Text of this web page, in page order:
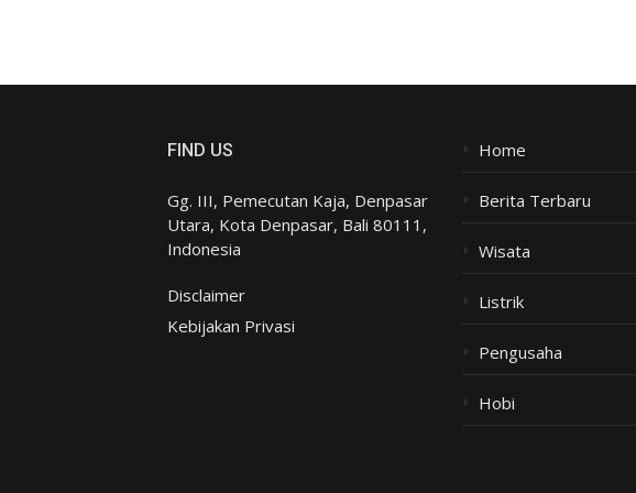
FIND US
Gg. III, Pemecutan Kaja, Denpasar
Utara, Kota Denpasar, Bali 80111,
Indonesia
Disclaimer
Kebijakan Privasi
Home
Berita Terbaru
Wisata
Listrik
Pengusaha
Hobi